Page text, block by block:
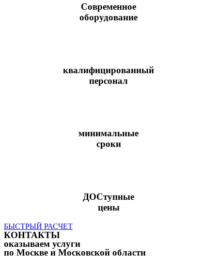
Современное
оборудование
квалифицированный
персонал
минимальные
сроки
ДОСтупные
цены
БЫСТРЫЙ РАСЧЕТ
КОНТАКТЫ
оказываем услуги
по Москве и Московской области